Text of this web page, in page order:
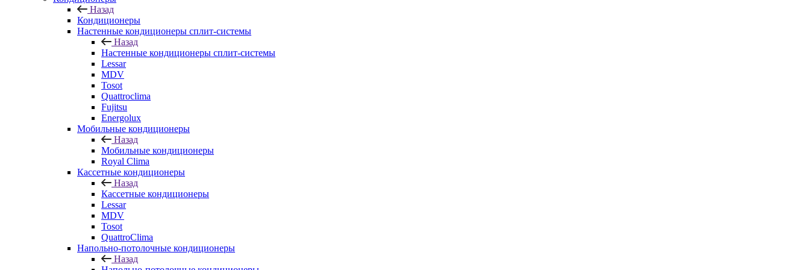
Назад
Кондиционеры
Настенные кондиционеры сплит-системы
Назад
Настенные кондиционеры сплит-системы
Lessar
MDV
Tosot
Quattroclima
Fujitsu
Energolux
Мобильные кондиционеры
Назад
Мобильные кондиционеры
Royal Clima
Кассетные кондиционеры
Назад
Кассетные кондиционеры
Lessar
MDV
Tosot
QuattroClima
Напольно-потолочные кондиционеры
Назад